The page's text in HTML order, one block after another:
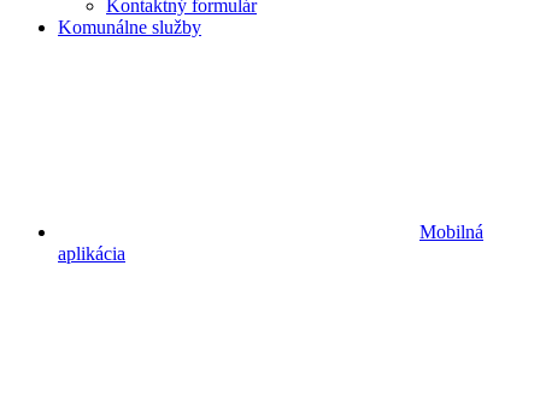
Kontaktný formulár
Komunálne služby
Mobilná
aplikácia